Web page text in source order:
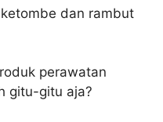
dan rambut
perawatan
gitu-gitu aja?